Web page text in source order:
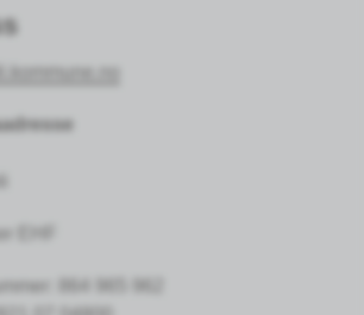
EHF
864 965 962